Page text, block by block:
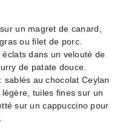
un magret de canard,
ou filet de porc.
éclats dans un velouté de
de patate douce.
sablés au chocolat Ceylan
tuiles fines sur un
sur un cappuccino pour